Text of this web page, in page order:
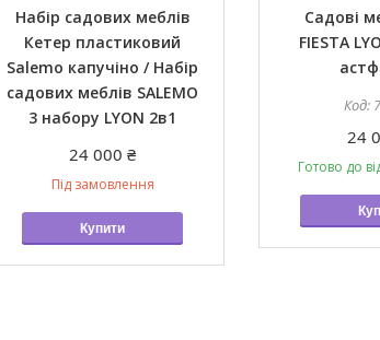
Набір садових меблів
Кетер пластиковий
Salemo капучіно / Набір
садових меблів SALEMO
3 набору LYON 2в1
24 000 ₴
Під замовлення
Купити
Садові
FIESTA
24
Готово до